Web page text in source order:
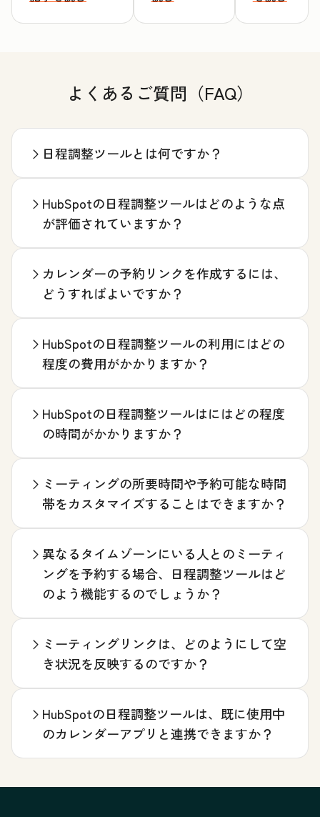
よくあるご質問（FAQ）
日程調整ツールとは何ですか？
HubSpotの日程調整ツールはどのような点
が評価されていますか？
カレンダーの予約リンクを作成するには、
どうすればよいですか？
HubSpotの日程調整ツールの利用にはどの
程度の費用がかかりますか？
HubSpotの日程調整ツールはにはどの程度
の時間がかかりますか？
ミーティングの所要時間や予約可能な時間
帯をカスタマイズすることはできますか？
異なるタイムゾーンにいる人とのミーティ
ングを予約する場合、日程調整ツールはど
のよう機能するのでしょうか？
ミーティングリンクは、どのようにして空
き状況を反映するのですか？
HubSpotの日程調整ツールは、既に使用中
のカレンダーアプリと連携できますか？